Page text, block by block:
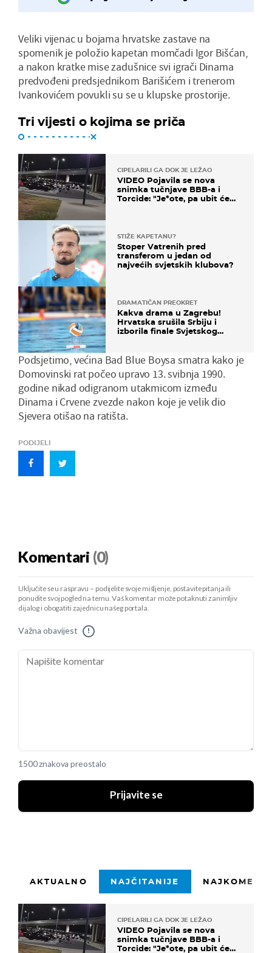
Veliki vijenac u bojama hrvatske zastave na
spomenik je položio kapetan momčadi Igor Bišćan,
a nakon kratke mise zadušnice svi igrači Dinama
predvođeni predsjednikom Barišićem i trenerom
Ivankovićem povukli su se u klupske prostorije.
Tri vijesti o kojima se priča
CIPELARILI GA DOK JE LEŽAO
VIDEO Pojavila se nova
snimka tučnjave BBB-a i
Torcide: "Je*ote, pa ubit će
STIŽE KAPETANU?
Stoper Vatrenih pred
transferom u jedan od
najvećih svjetskih klubova?
DRAMATIČAN PREOKRET
Kakva drama u Zagrebu!
Hrvatska srušila Srbiju i
izborila finale Svjetskog
Podsjetimo, većina Bad Blue Boysa smatra kako je
Domovinski rat počeo upravo 13. svibnja 1990.
godine nikad odigranom utakmicom između
Dinama i Crvene zvezde nakon koje je velik dio
Sjevera otišao na ratišta.
PODIJELI
Komentari (0)
Uključite se u raspravu – podijelite svoje mišljenje, postavite pitanja ili
ponudite svoj pogled na temu. Vaš komentar može potaknuti zanimljiv
dijalog i obogatiti zajednicu našeg portala.
Važna obavijest !
1500 znakova preostalo
Prijavite se
AKTUALNO NAJČITANIJE
CIPELARILI GA DOK JE LEŽAO
VIDEO Pojavila se nova
snimka tučnjave BBB-a i
Torcide: "Je*ote, pa ubit će